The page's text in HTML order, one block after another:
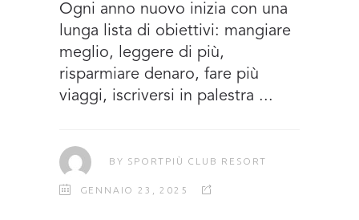
Ogni anno nuovo inizia con una
lunga lista di obiettivi: mangiare
meglio, leggere di più,
risparmiare denaro, fare più
viaggi, iscriversi in palestra
BY SPORTPIÙ CLUB RESORT
GENNAIO 23, 2025